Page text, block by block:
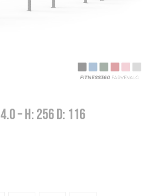
4.0 – H: 256 D: 116